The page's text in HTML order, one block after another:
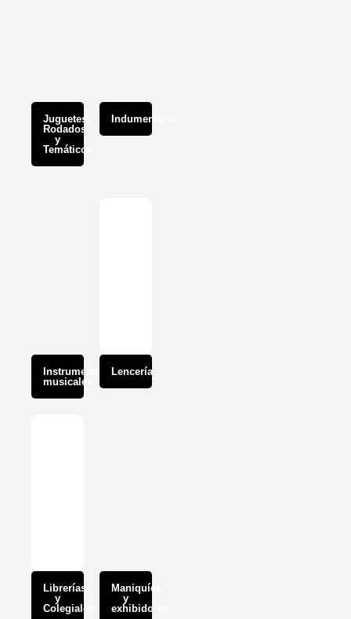
Juguetes,
Rodados
y
Temáticos
Indumentaria
Instrumentos
musicales
Lencería
Librerías
y
Colegiales
Maniquíes
y
exhibidores